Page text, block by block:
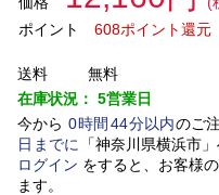
ポイント
608ポイント還元
送料
無料
在庫状況： 5営業日
今から 0時間 44分以内のご
日 までに 「神奈川県横浜市」
ログイン をすると、お客様
ます。